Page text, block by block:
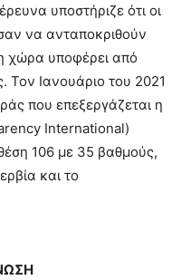
υποστήριζε ότι οι
να ανταποκριθούν
χώρα υποφέρει από
Τον Ιανουάριο του 2021
που επεξεργάζεται η
International)
106 με 35 βαθμούς,
και το